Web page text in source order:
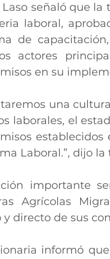
Laso señaló que
laboral,
de
actores
en su
una
laborales, el
Laboral.”, dijo la
importante
Agrícolas
y directo de sus
informó